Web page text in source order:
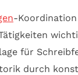
-
für
durch